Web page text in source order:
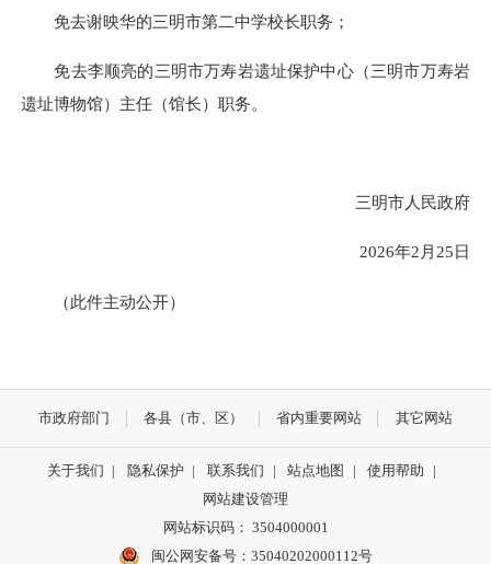
免去谢映华的三明市第二中学校长职务；
免去李顺亮的三明市万寿岩遗址保护中心（三明市万寿岩
遗址博物馆）主任（馆长）职务。
三明市人民政府
2026年2月25日
（此件主动公开）
市政府部门 各县（市、区） 省内重要网站 其它网站
关于我们 | 隐私保护 | 联系我们 | 站点地图 | 使用帮助
|
网站建设管理
网站标识码： 3504000001
闽公网安备号：35040202000112号